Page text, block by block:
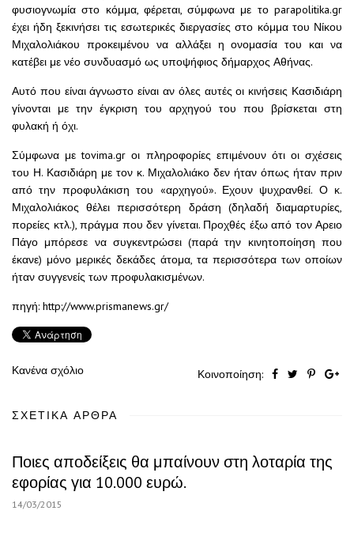
φυσιογνωμία στο κόμμα, φέρεται, σύμφωνα με το parapolitika.gr
έχει ήδη ξεκινήσει τις εσωτερικές διεργασίες στο κόμμα του Νίκου
Μιχαλολιάκου προκειμένου να αλλάξει η ονομασία του και να
κατέβει με νέο συνδυασμό ως υποψήφιος δήμαρχος Αθήνας.
Αυτό που είναι άγνωστο είναι αν όλες αυτές οι κινήσεις Κασιδιάρη
γίνονται με την έγκριση του αρχηγού του που βρίσκεται στη
φυλακή ή όχι.
Σύμφωνα με tovima.gr οι πληροφορίες επιμένουν ότι οι σχέσεις
του Η. Κασιδιάρη με τον κ. Μιχαλολιάκο δεν ήταν όπως ήταν πριν
από την προφυλάκιση του «αρχηγού». Εχουν ψυχρανθεί. Ο κ.
Μιχαλολιάκος θέλει περισσότερη δράση (δηλαδή διαμαρτυρίες,
πορείες κτλ.), πράγμα που δεν γίνεται. Προχθές έξω από τον Αρειο
Πάγο μπόρεσε να συγκεντρώσει (παρά την κινητοποίηση που
έκανε) μόνο μερικές δεκάδες άτομα, τα περισσότερα των οποίων
ήταν συγγενείς των προφυλακισμένων.
πηγή: http://www.prismanews.gr/
Κανένα σχόλιο Κοινοποίηση:
ΣΧΕΤΙΚΆ ΆΡΘΡΑ
Ποιες αποδείξεις θα μπαίνουν στη λοταρία της
εφορίας για 10.000 ευρώ.
14/03/2015